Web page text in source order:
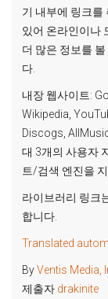
기 내부에 링크를
있어 온라인이나
더 많은 정보를 볼
다.
내장 웹사이트:
Wikipedia,
Discogs,
대 3개의 사용자
트/검색 엔진을
라이브러리 링크
합니다.
Translated
ByVentis Media,
제출자 drakinite